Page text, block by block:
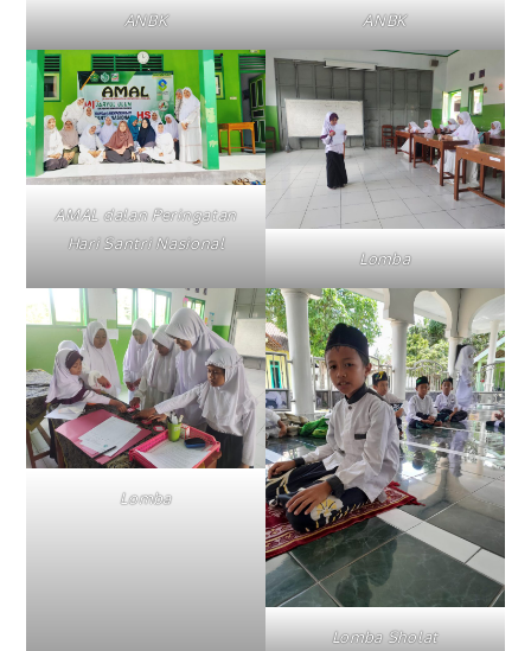
ANBK ANBK
AMAL dalan Peringatan
Hari Santri Nasional
Lomba
Lomba
Lomba Sholat